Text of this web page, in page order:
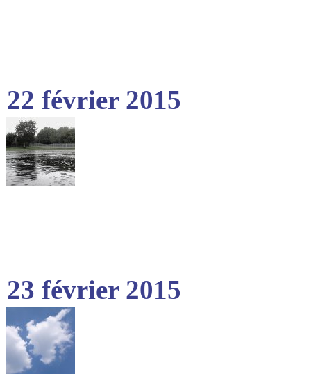
22 février 2015
23 février 2015